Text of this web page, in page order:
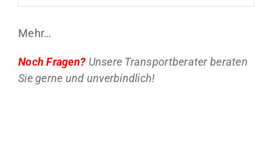
Mehr…
Noch Fragen? Unsere Transportberater beraten
Sie gerne und unverbindlich!